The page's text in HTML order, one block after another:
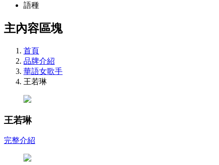
語種
主內容區塊
首頁
品牌介紹
華語女歌手
王若琳
王若琳
完整介紹